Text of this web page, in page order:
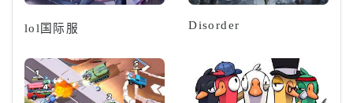
lol国际服 Disorder